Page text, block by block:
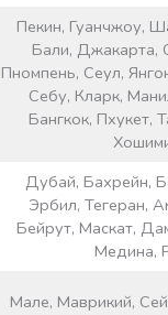
Пекин, Гуанчжоу,
Бали, Джакарта,
Пномпень, Сеул,
Себу, Кларк,
Бангкок, Пхукет,
Дубай, Бахрейн,
Эрбил, Тегеран,
Бейрут, Маскат,
Медина,
Мале, Маврикий,